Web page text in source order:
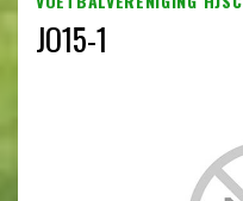
JO15-1